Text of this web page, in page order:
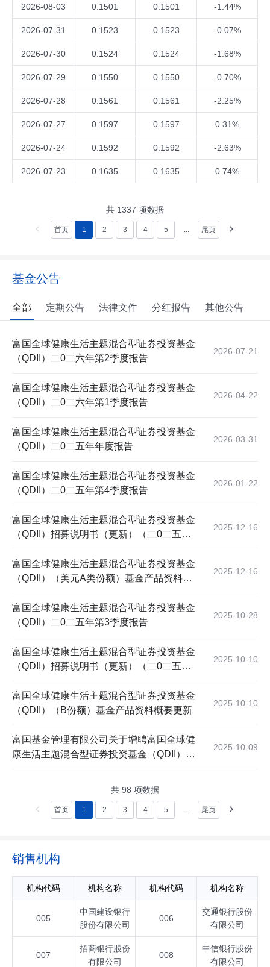
2026-08-03 0.1501 0.1501 -1.44%
2026-07-31 0.1523 0.1523 -0.07%
2026-07-30 0.1524 0.1524 -1.68%
2026-07-29 0.1550 0.1550 -0.70%
2026-07-28 0.1561 0.1561 -2.25%
2026-07-27 0.1597 0.1597 0.31%
2026-07-24 0.1592 0.1592 -2.63%
2026-07-23 0.1635 0.1635 0.74%
共 1337 项数据
首页 1 2 3 4 5 ... 尾页
基金公告
全部 定期公告 法律文件 分红报告 其他公告
富国全球健康生活主题混合型证券投资基金
（QDII）二0二六年第2季度报告
2026-07-21
富国全球健康生活主题混合型证券投资基金
（QDII）二0二六年第1季度报告
2026-04-22
富国全球健康生活主题混合型证券投资基金
（QDII）二0二五年年度报告
2026-03-31
富国全球健康生活主题混合型证券投资基金
（QDII）二0二五年第4季度报告
2026-01-22
富国全球健康生活主题混合型证券投资基金
（QDII）招募说明书（更新）（二0二五年
2025-12-16
富国全球健康生活主题混合型证券投资基金
（QDII）（美元A类份额）基金产品资料概
2025-12-16
富国全球健康生活主题混合型证券投资基金
（QDII）二0二五年第3季度报告
2025-10-28
富国全球健康生活主题混合型证券投资基金
（QDII）招募说明书（更新）（二0二五年
2025-10-10
富国全球健康生活主题混合型证券投资基金
（QDII）（B份额）基金产品资料概要更新
2025-10-10
富国基金管理有限公司关于增聘富国全球健
康生活主题混合型证券投资基金（QDII）基
2025-10-09
共 98 项数据
首页 1 2 3 4 5 ... 尾页
销售机构
机构代码 机构名称 机构代码 机构名称
005
中国建设银行
股份有限公司
006
交通银行股份
有限公司
007
招商银行股份
有限公司
008
中信银行股份
有限公司